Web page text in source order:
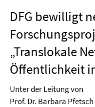
DFG bewilligt
„Translokale
Öffentlichkeit
Unter der Leitung von
Prof. Dr. Barbara Pfetsch